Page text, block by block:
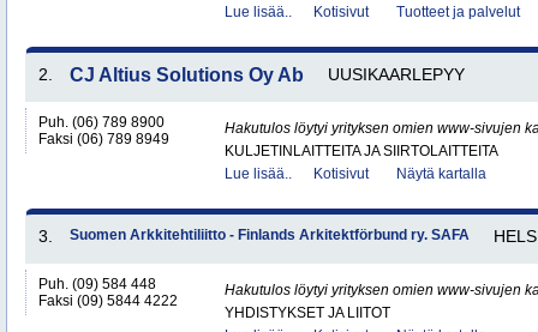
Lue lisää..
Kotisivut Tuotteet ja palvelut
2. CJ Altius Solutions Oy Ab UUSIKAARLEPYY
Puh. (06) 789 8900
Faksi (06) 789 8949
Hakutulos löytyi yrityksen omien www-sivujen
KULJETINLAITTEITA JA SIIRTOLAITTEITA
Lue lisää..
Kotisivut Näytä kartalla
3. Suomen Arkkitehtiliitto - Finlands Arkitektförbund ry. SAFA
Puh. (09) 584 448
Faksi (09) 5844 4222
Hakutulos löytyi yrityksen omien www-sivujen
YHDISTYKSET JA LIITOT